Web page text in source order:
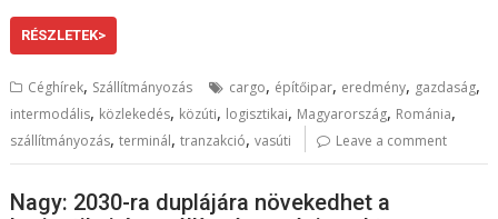
RÉSZLETEK>
Céghírek, Szállítmányozás cargo, építőipar, eredmény, gazdaság,
intermodális, közlekedés, közúti, logisztikai, Magyarország, Románia,
szállítmányozás,terminál,tranzakció,vasúti Leave a comment
Nagy: 2030-ra duplájára növekedhet a